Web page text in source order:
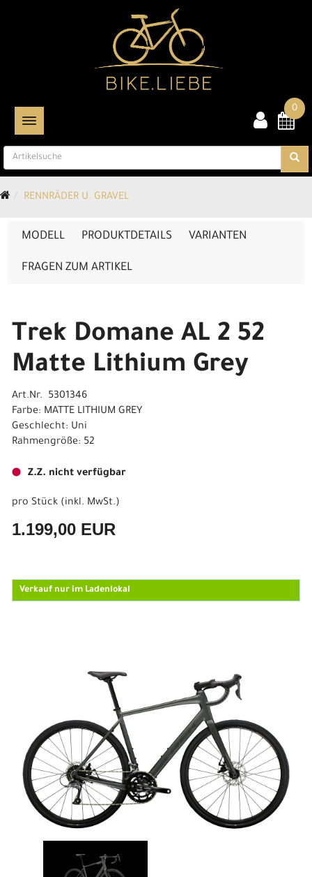
TOGGLE NAVIGATION
0
RENNRÄDER U. GRAVEL
MODELL PRODUKTDETAILS VARIANTEN
FRAGEN ZUM ARTIKEL
Trek Domane AL 2 52
Matte Lithium Grey
Art.Nr. 5301346
Farbe: MATTE LITHIUM GREY
Geschlecht: Uni
Rahmengröße: 52
Z.Z. nicht verfügbar
pro Stück (inkl. MwSt.)
1.199,00 EUR
Verkauf nur im Ladenlokal